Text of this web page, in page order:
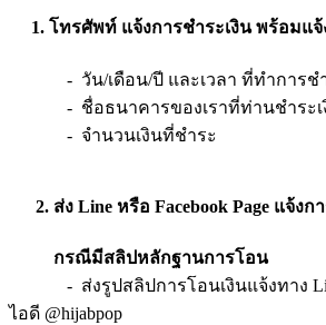
1. โทรศัพท์ แจ้งการชำระเงิน พร้อมแจ้
- วัน/เดือน/ปี และเวลา ที่ทำการชำ
- ชื่อธนาคารของเราที่ท่านชำระเ
- จำนวนเงินที่ชำระ
2. ส่ง Line หรือ Facebook Page แจ้งก
กรณีมีสลิปหลักฐานการโอน
- ส่งรูปสลิปการโอนเงินแจ้งทาง
ไอดี @hijabpop